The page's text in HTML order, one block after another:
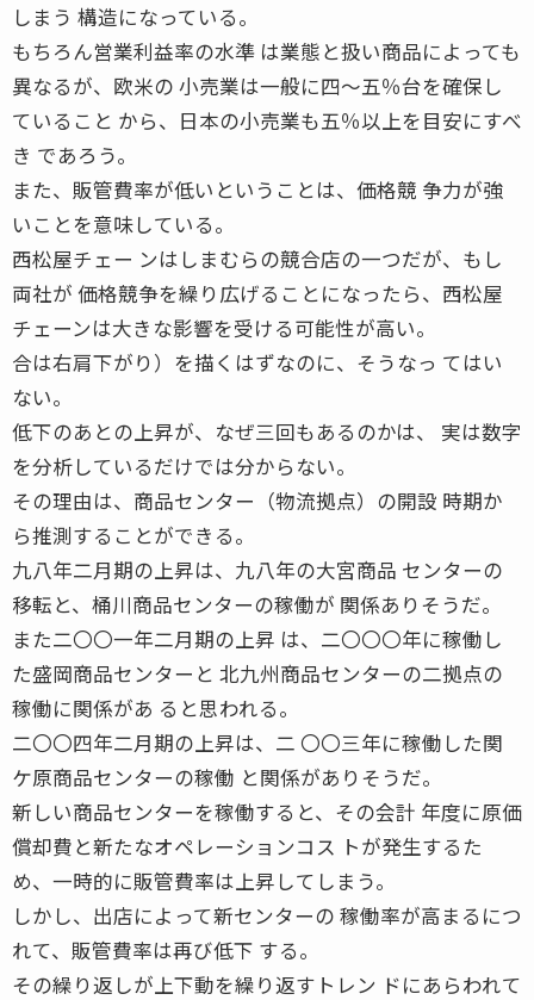
しまう 構造になっている。
もちろん営業利益率の水準 は業態と扱い商品によっても
異なるが、欧米の 小売業は一般に四〜五％台を確保し
ていること から、日本の小売業も五％以上を目安にすべ
き であろう。
また、販管費率が低いということは、価格競 争力が強
いことを意味している。
西松屋チェー ンはしまむらの競合店の一つだが、もし
両社が 価格競争を繰り広げることになったら、西松屋
チェーンは大きな影響を受ける可能性が高い。
合は右肩下がり）を描くはずなのに、そうなっ てはい
ない。
低下のあとの上昇が、なぜ三回もあるのかは、 実は数字
を分析しているだけでは分からない。
その理由は、商品センター（物流拠点）の開設 時期か
ら推測することができる。
九八年二月期の上昇は、九八年の大宮商品 センターの
移転と、桶川商品センターの稼働が 関係ありそうだ。
また二〇〇一年二月期の上昇 は、二〇〇〇年に稼働し
た盛岡商品センターと 北九州商品センターの二拠点の
稼働に関係があ ると思われる。
二〇〇四年二月期の上昇は、二 〇〇三年に稼働した関
ケ原商品センターの稼働 と関係がありそうだ。
新しい商品センターを稼働すると、その会計 年度に原価
償却費と新たなオペレーションコス トが発生するた
め、一時的に販管費率は上昇してしまう。
しかし、出店によって新センターの 稼働率が高まるにつ
れて、販管費率は再び低下 する。
その繰り返しが上下動を繰り返すトレン ドにあらわれて